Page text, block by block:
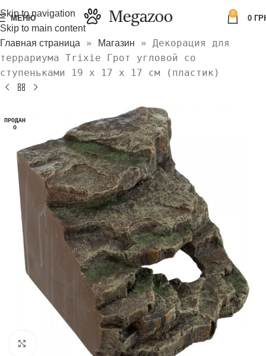
Skip to navigation
Skip to main content
МЕНЮ
0
0
Главная страница » Магазин » Декорация для
террариума Trixie Грот угловой со
ступеньками 19 x 17 x 17 см (пластик)
ПРОДАН
О
Нажмите, чтобы увеличить